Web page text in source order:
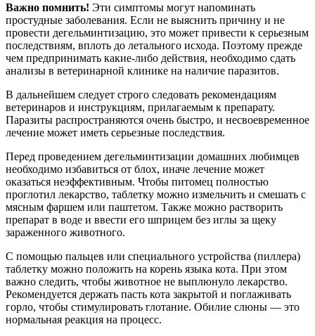
Важно помнить! Эти симптомы могут напоминать
простудные заболевания. Если не выяснить причину и не
провести дегельминтизацию, это может привести к серьезным
последствиям, вплоть до летального исхода. Поэтому прежде
чем предпринимать какие-либо действия, необходимо сдать
анализы в ветеринарной клинике на наличие паразитов.
В дальнейшем следует строго следовать рекомендациям
ветеринаров и инструкциям, прилагаемым к препарату.
Паразиты распространяются очень быстро, и несвоевременное
лечение может иметь серьезные последствия.
Перед проведением дегельминтизации домашних любимцев
необходимо избавиться от блох, иначе лечение может
оказаться неэффективным. Чтобы питомец полностью
проглотил лекарство, таблетку можно измельчить и смешать с
мясным фаршем или паштетом. Также можно растворить
препарат в воде и ввести его шприцем без иглы за щеку
зараженного животного.
С помощью пальцев или специального устройства (пиллера)
таблетку можно положить на корень языка кота. При этом
важно следить, чтобы животное не выплюнуло лекарство.
Рекомендуется держать пасть кота закрытой и поглаживать
горло, чтобы стимулировать глотание. Обилие слюны — это
нормальная реакция на процесс.